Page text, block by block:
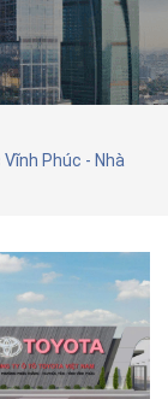
Phúc - Nhà